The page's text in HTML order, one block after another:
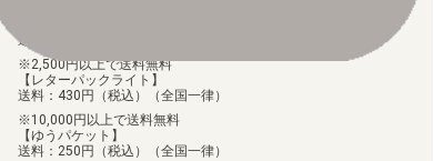
送料：100円（税込）（全国一律）
2,500円以上で送料無料
【レターパックライト】
送料：430円（税込）（全国一律）
10,000円以上で送料無料
【ゆうパケット】
送料：250円（税込）（全国一律）